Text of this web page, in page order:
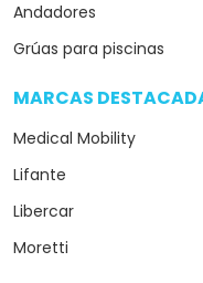
Andadores
Grúas para piscinas
MARCAS
Medical Mobility
Lifante
Libercar
Moretti